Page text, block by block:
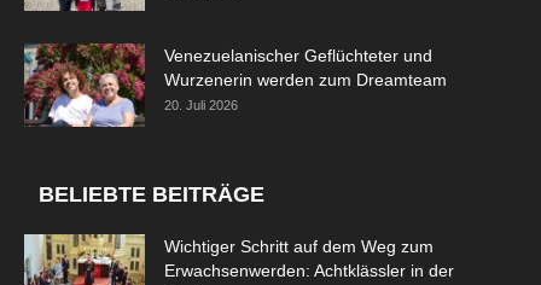
Venezuelanischer Geflüchteter und
Wurzenerin werden zum Dreamteam
20. Juli 2026
BELIEBTE BEITRÄGE
Wichtiger Schritt auf dem Weg zum
Erwachsenwerden: Achtklässler in der